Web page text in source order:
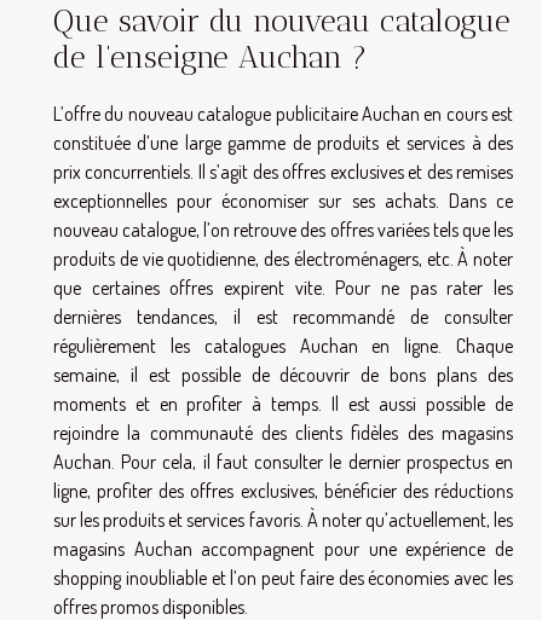
Que savoir du nouveau catalogue
de l’enseigne Auchan ?
L’offre du nouveau catalogue publicitaire Auchan en cours est
constituée d’une large gamme de produits et services à des
prix concurrentiels. Il s’agit des offres exclusives et des remises
exceptionnelles pour économiser sur ses achats. Dans ce
nouveau catalogue, l’on retrouve des offres variées tels que les
produits de vie quotidienne, des électroménagers, etc. À noter
que certaines offres expirent vite. Pour ne pas rater les
dernières tendances, il est recommandé de consulter
régulièrement les catalogues Auchan en ligne. Chaque
semaine, il est possible de découvrir de bons plans des
moments et en profiter à temps. Il est aussi possible de
rejoindre la communauté des clients fidèles des magasins
Auchan. Pour cela, il faut consulter le dernier prospectus en
ligne, profiter des offres exclusives, bénéficier des réductions
sur les produits et services favoris. À noter qu’actuellement, les
magasins Auchan accompagnent pour une expérience de
shopping inoubliable et l’on peut faire des économies avec les
offres promos disponibles.